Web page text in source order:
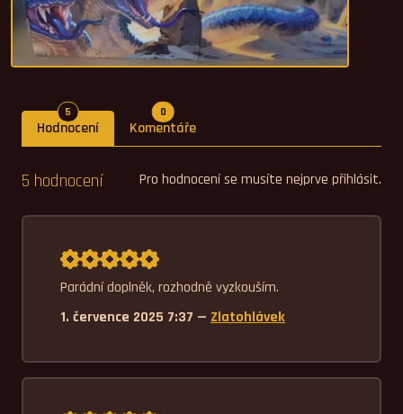
Hodnocení
5 Počet hodnocení
Komentáře
0Počet komentářů
Pro hodnocení se musíte nejprve přihlásit.
5 hodnocení
Průměrné hodnocení 5,0.
Parádní doplněk, rozhodně vyzkouším.
1. července 2025 7:37 — Zlatohlávek